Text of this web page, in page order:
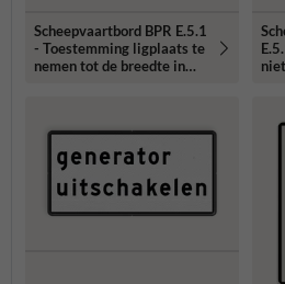
Scheepvaartbord BPR E.5.1
- Toestemming ligplaats te
nemen tot de breedte in